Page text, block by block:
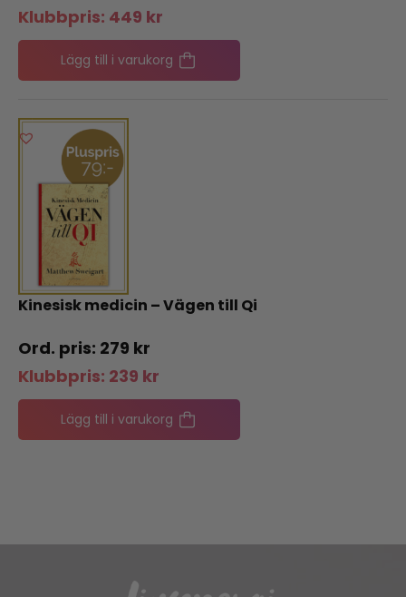
Klubbpris: 449 kr
Lägg till i varukorg
Kinesisk medicin – Vägen till Qi
279 kr
Klubbpris: 239 kr
Lägg till i varukorg